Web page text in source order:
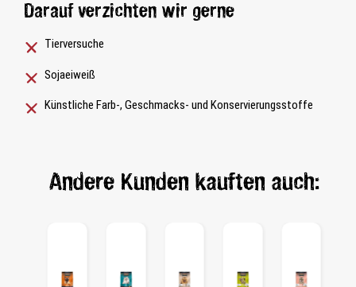
Darauf verzichten wir gerne
Tierversuche
Sojaeiweiß
Künstliche Farb-, Geschmacks- und Konservierungsstoffe
Andere Kunden kauften auch: